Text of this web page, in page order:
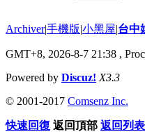
Archiver|手機版|小黑屋|台中
GMT+8, 2026-8-7 21:38 ,
Powered by Discuz! X3.3
© 2001-2017 Comsenz Inc.
快速回復 返回頂部 返回列表